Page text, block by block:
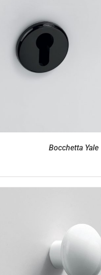
Bocchetta Yale